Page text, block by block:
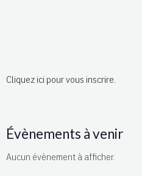
Cliquez ici pour vous inscrire.
Évènements à venir
Aucun évènement à afficher.